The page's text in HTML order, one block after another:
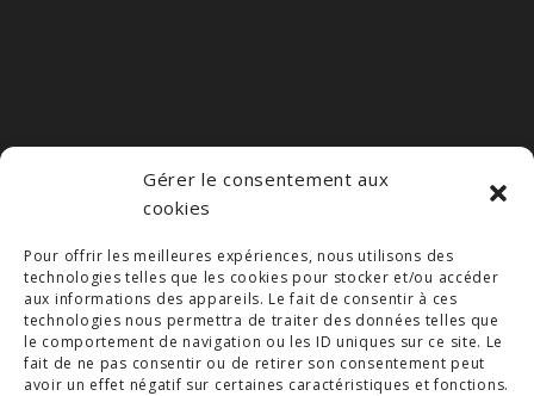
Gérer le consentement aux
cookies
Pour offrir les meilleures expériences, nous utilisons des
technologies telles que les cookies pour stocker et/ou accéder
aux informations des appareils. Le fait de consentir à ces
technologies nous permettra de traiter des données telles que
le comportement de navigation ou les ID uniques sur ce site. Le
fait de ne pas consentir ou de retirer son consentement peut
avoir un effet négatif sur certaines caractéristiques et fonctions.